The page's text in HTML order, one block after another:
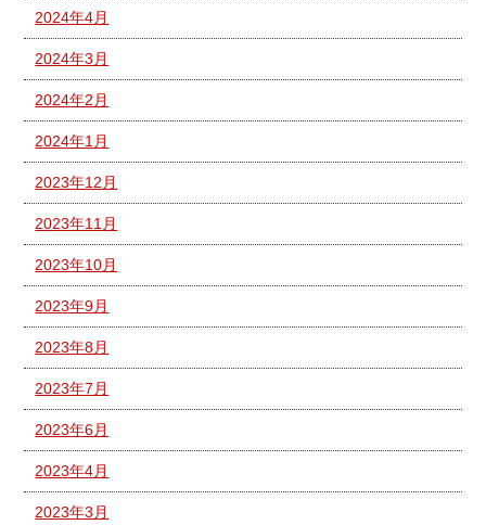
2024年4月
2024年3月
2024年2月
2024年1月
2023年12月
2023年11月
2023年10月
2023年9月
2023年8月
2023年7月
2023年6月
2023年4月
2023年3月